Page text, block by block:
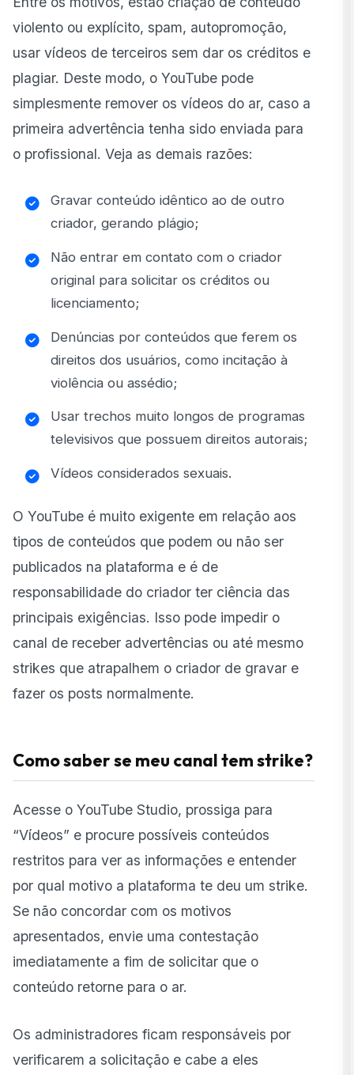
violento ou explícito, spam, autopromoção,
usar vídeos de terceiros sem dar os créditos e
plagiar. Deste modo, o YouTube pode
simplesmente remover os vídeos do ar, caso a
primeira advertência tenha sido enviada para
o profissional. Veja as demais razões:
Gravar conteúdo idêntico ao de outro
criador, gerando plágio;
Não entrar em contato com o criador
original para solicitar os créditos ou
licenciamento;
Denúncias por conteúdos que ferem os
direitos dos usuários, como incitação à
violência ou assédio;
Usar trechos muito longos de programas
televisivos que possuem direitos autorais;
Vídeos considerados sexuais.
O YouTube é muito exigente em relação aos
tipos de conteúdos que podem ou não ser
publicados na plataforma e é de
responsabilidade do criador ter ciência das
principais exigências. Isso pode impedir o
canal de receber advertências ou até mesmo
strikes que atrapalhem o criador de gravar e
fazer os posts normalmente.
Como saber se meu canal tem strike?
Acesse o YouTube Studio, prossiga para
“Vídeos” e procure possíveis conteúdos
restritos para ver as informações e entender
por qual motivo a plataforma te deu um strike.
Se não concordar com os motivos
apresentados, envie uma contestação
imediatamente a fim de solicitar que o
conteúdo retorne para o ar.
Os administradores ficam responsáveis por
verificarem a solicitação e cabe a eles